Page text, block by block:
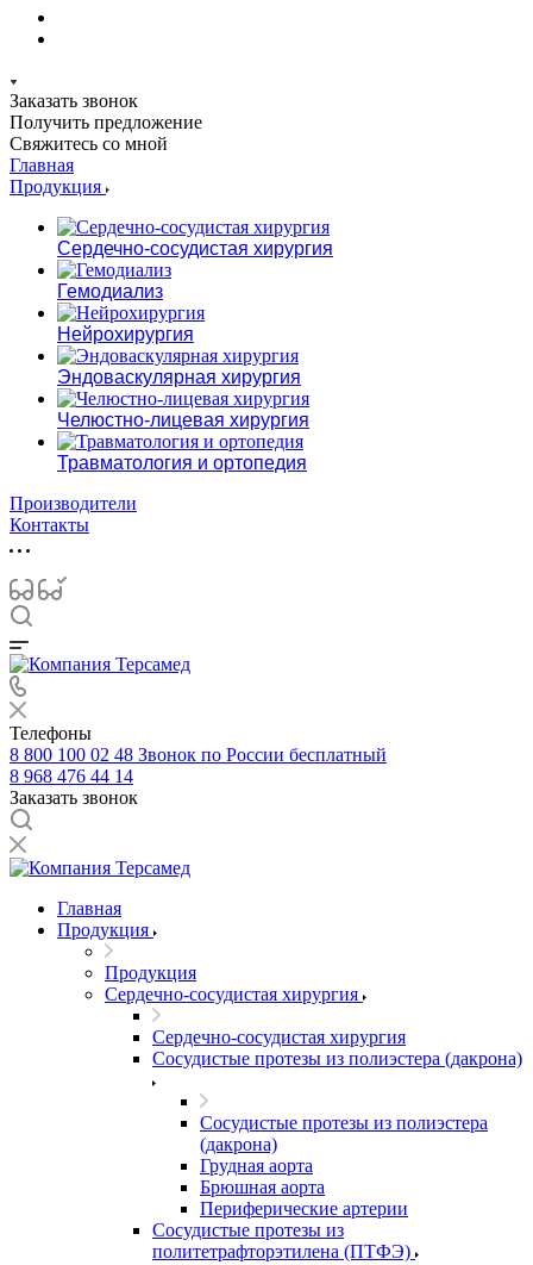
Заказать звонок
Получить предложение
Свяжитесь со мной
Главная
Продукция
Сердечно-сосудистая хирургия
Гемодиализ
Нейрохирургия
Эндоваскулярная хирургия
Челюстно-лицевая хирургия
Травматология и ортопедия
Производители
Контакты
Телефоны
8 800 100 02 48 Звонок по России бесплатный
8 968 476 44 14
Заказать звонок
Главная
Продукция
Продукция
Сердечно-сосудистая хирургия
Сердечно-сосудистая хирургия
Сосудистые протезы из полиэстера (дакрона)
Сосудистые протезы из полиэстера
(дакрона)
Грудная аорта
Брюшная аорта
Периферические артерии
Сосудистые протезы из
политетрафторэтилена (ПТФЭ)